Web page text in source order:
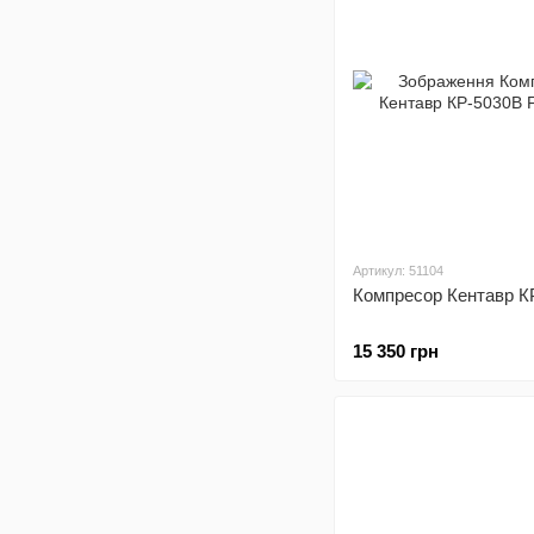
Артикул: 51104
Компресор Кентавр
15 350 грн